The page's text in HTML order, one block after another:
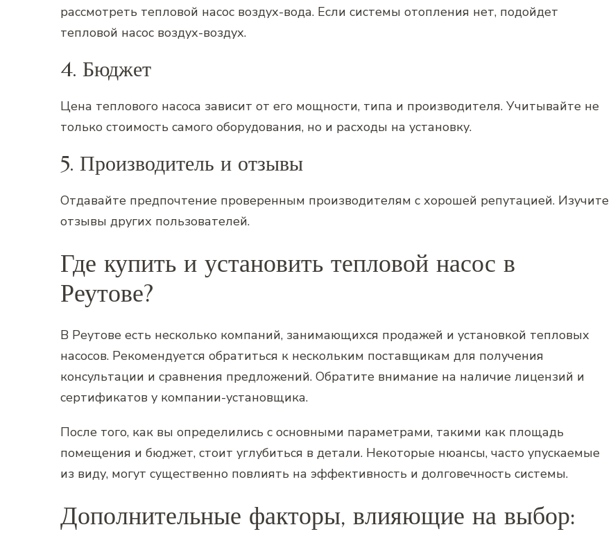
рассмотреть тепловой насос воздух-вода. Если системы отопления нет‚ подойдет
тепловой насос воздух-воздух.
4. Бюджет
Цена теплового насоса зависит от его мощности‚ типа и производителя. Учитывайте не
только стоимость самого оборудования‚ но и расходы на установку.
5. Производитель и отзывы
Отдавайте предпочтение проверенным производителям с хорошей репутацией. Изучите
отзывы других пользователей.
Где купить и установить тепловой насос в
Реутове?
В Реутове есть несколько компаний‚ занимающихся продажей и установкой тепловых
насосов. Рекомендуется обратиться к нескольким поставщикам для получения
консультации и сравнения предложений. Обратите внимание на наличие лицензий и
сертификатов у компании-установщика.
После того‚ как вы определились с основными параметрами‚ такими как площадь
помещения и бюджет‚ стоит углубиться в детали. Некоторые нюансы‚ часто упускаемые
из виду‚ могут существенно повлиять на эффективность и долговечность системы.
Дополнительные факторы‚ влияющие на выбор: